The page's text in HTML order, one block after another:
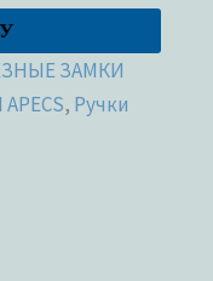
ЗАМКИ
, Ручки